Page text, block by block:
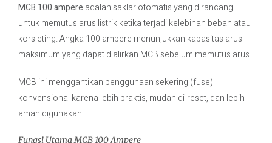
MCB 100 ampere adalah saklar otomatis yang dirancang
untuk memutus arus listrik ketika terjadi kelebihan beban atau
korsleting. Angka 100 ampere menunjukkan kapasitas arus
maksimum yang dapat dialirkan MCB sebelum memutus arus.
MCB ini menggantikan penggunaan sekering (fuse)
konvensional karena lebih praktis, mudah di-reset, dan lebih
aman digunakan.
Fungsi Utama MCB 100 Ampere